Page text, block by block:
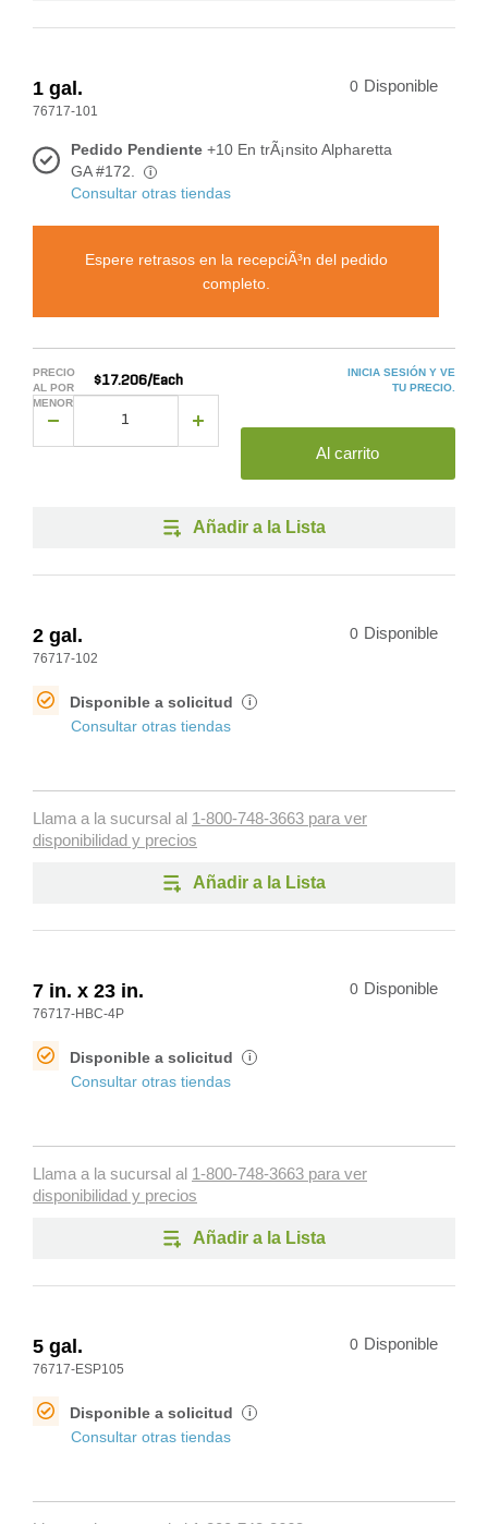
1 gal.
76717-101
0 Disponible
Pedido Pendiente +10 En trÃ¡nsito Alpharetta
GA #172.
i
Consultar otras tiendas
Espere retrasos en la recepciÃ³n del pedido
completo.
PRECIO
AL POR
MENOR
$17.206/Each
INICIA SESIÓN Y VE
TU PRECIO.
Al carrito
Añadir a la Lista
2 gal.
76717-102
0 Disponible
Disponible a solicitud i
Consultar otras tiendas
Llama a la sucursal al 1-800-748-3663 para ver
disponibilidad y precios
Añadir a la Lista
7 in. x 23 in.
76717-HBC-4P
0 Disponible
Disponible a solicitud i
Consultar otras tiendas
Llama a la sucursal al 1-800-748-3663 para ver
disponibilidad y precios
Añadir a la Lista
5 gal.
76717-ESP105
0 Disponible
Disponible a solicitud i
Consultar otras tiendas